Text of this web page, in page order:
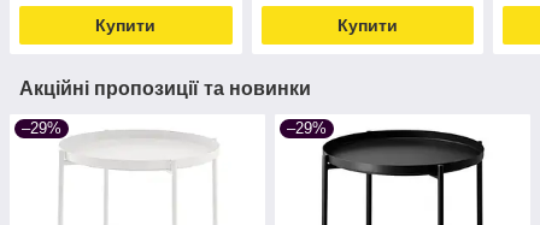
Купити Купити
Акційні пропозиції та новинки
–29% –29%